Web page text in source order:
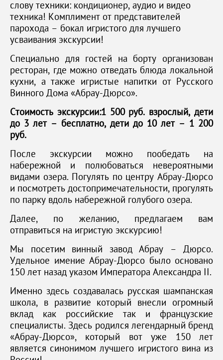
слову техники: кондиционер, аудио и видео
техника! Комплимент от представителей
парохода – бокал игристого для лучшего
усваивания экскурсии!
Специально для гостей на борту организован
ресторан, где можно отведать блюда локальной
кухни, а также игристые напитки от Русского
Винного Дома «Абрау-Дюрсо».
Стоимость экскурсии:1 500 руб. взрослый, дети
до 3 лет – бесплатно, дети до 10 лет – 1 200
руб.
После экскурсии можно пообедать на
набережной и полюбоваться невероятными
видами озера. Погулять по центру Абрау-Дюрсо
и посмотреть достопримечательности, прогулять
по парку вдоль набережной голубого озера.
Далее, по желанию, предлагаем вам
отправиться на игристую экскурсию!
Мы посетим винный завод Абрау – Дюрсо.
Удельное имение Абрау-Дюрсо было основано
150 лет назад указом Императора Александра II.
Именно здесь создавалась русская шампанская
школа, в развитие который внесли огромный
вклад как российские так и французские
специалисты. Здесь родился легендарный бренд
«Абрау-Дюрсо», который вот уже 150 лет
является синонимом лучшего игристого вина из